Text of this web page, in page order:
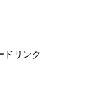
ドリンク